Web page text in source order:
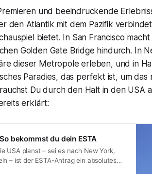
und beeindruckende
den Atlantik mit dem Pazifik
bietet. In San Francisco
Golden Gate Bridge hindurch. In
dieser Metropole erleben, und in
Paradies, das perfekt ist, um das
Du durch den Halt in den USA
erklärt:
bekommst du dein ESTA
USA planst – sei es nach New York,
– ist der ESTA-Antrag ein absolutes